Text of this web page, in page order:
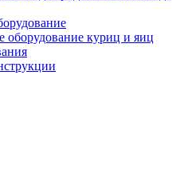
оборудование куриц и яиц